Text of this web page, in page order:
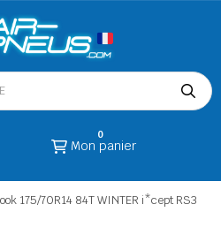
Mon panier
0
175/70R14 84T WINTER i*cept RS3